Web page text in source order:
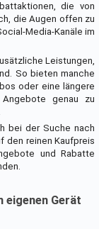
die von
die Augen offen zu
Media-Kanäle im
Leistungen,
So bieten manche
oder eine längere
genau zu
bei der Suche nach
den reinen Kaufpreis
und Rabatte
Gerät